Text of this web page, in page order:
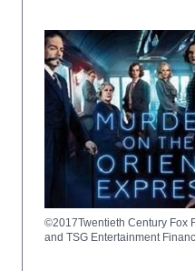
©2017Twentieth Century Fox
and TSG Entertainment